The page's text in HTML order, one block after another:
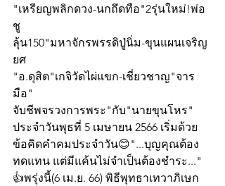
"เหรียญพลิกดวง-นกถึดทือ"2รุ่นใหม่!พ่อ
ชู
ลุ้น150"มหาจักรพรรดิปู่นิ่ม-ขุนแผนเจริญ
ยศ
"อ.ดุสิต"เกจิวัดไผ่แขก-เชี่ยวชาญ"จาร
มือ"
จับชีพจรวงการพระ"กับ"นายขุนโหร"
ประจำวันพุธที่ 5 เมษายน 2566 เริ่มด้วย
ข้อคิดคำคมประจำวัน😊"...บุญคุณต้อง
ทดแทน แต่มีแค้นไม่จำเป็นต้องชำระ..."
👍พรุ่งนี้(6 เม.ย. 66) พิธีพุทธาเทวาภิเษก